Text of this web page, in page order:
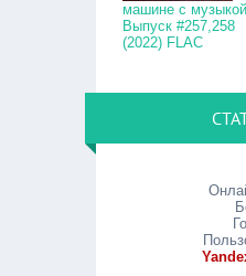
машине с музыкой
Выпуск #257,258
(2022) FLAC